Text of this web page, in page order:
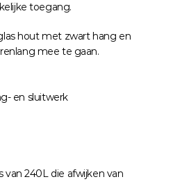
toegang.
hout met zwart hang en
mee te gaan.
en sluitwerk
van 240L die afwijken van